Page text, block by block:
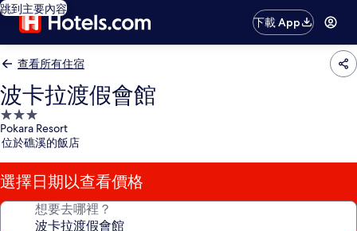
跳到主要內容
下載 App
查看所有住宿
波卡拉渡假會館
3.0
星
級
住
宿
Pokara Resort
位於礁溪的飯店
選擇日期以查看價格
想要去哪裡？